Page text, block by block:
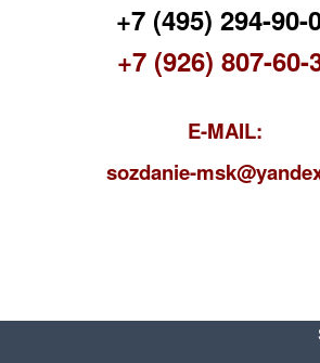
+7 (495) 294-90-
+7 (926) 807-60-
E-MAIL:
sozdanie-